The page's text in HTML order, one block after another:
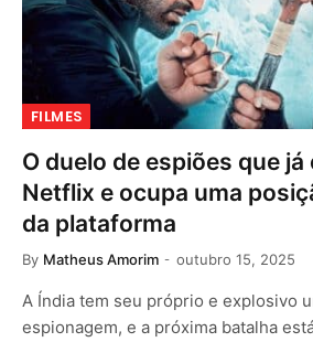
FILMES
O duelo de espiões que já
Netflix e ocupa uma
da plataforma
By Matheus Amorim outubro 15, 2025
A Índia tem seu próprio e explosivo
espionagem, e a próxima batalha